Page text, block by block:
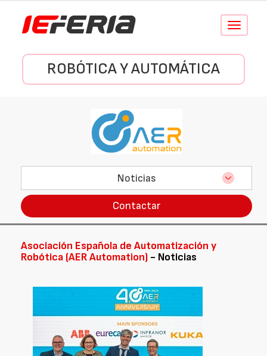
Conmutar
ROBÓTICA Y AUTOMÁTICA
Noticias
Contactar
Asociación Española de Automatización y
Robótica (AER Automation) - Noticias